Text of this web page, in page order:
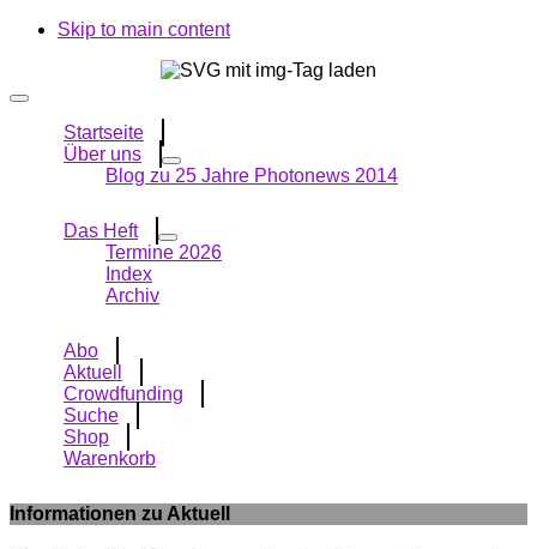
Skip to main content
Startseite
Über uns
Blog zu 25 Jahre Photonews 2014
Das Heft
Termine 2026
Index
Archiv
Abo
Aktuell
Crowdfunding
Suche
Shop
Warenkorb
Informationen zu Aktuell